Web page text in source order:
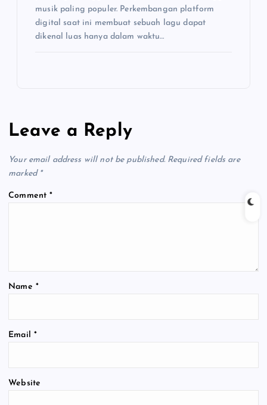
musik paling populer. Perkembangan platform
digital saat ini membuat sebuah lagu dapat
dikenal luas hanya dalam waktu…
Leave a Reply
Your email address will not be published. Required fields are
marked *
Comment*
Name *
Email *
Website